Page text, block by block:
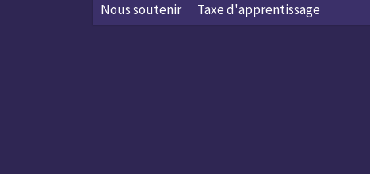
Nous soutenir Taxe d'apprentissage